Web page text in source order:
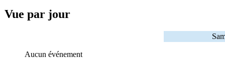
Vue par jour
Aucun événement